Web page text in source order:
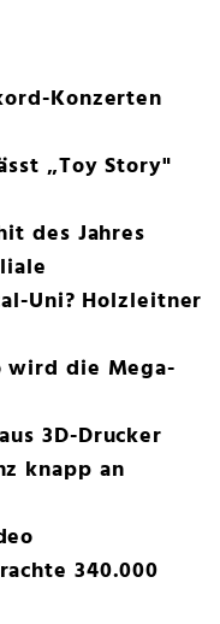
Konzerten
„Toy Story"
des Jahres
Uni? Holzleitner
wird die Mega-
3D-Drucker
knapp an
340.000